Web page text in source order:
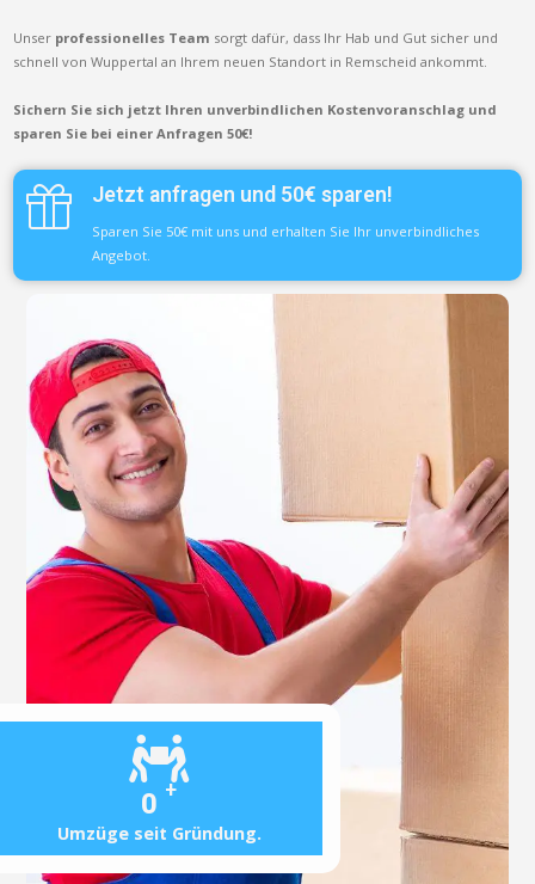
0 +
Umzüge seit Gründung.
Unser professionelles Team sorgt dafür, dass Ihr Hab und Gut sicher und
schnell von Wuppertal an Ihrem neuen Standort in Remscheid ankommt.
Sichern Sie sich jetzt Ihren unverbindlichen Kostenvoranschlag und
sparen Sie bei einer Anfragen 50€!
Jetzt anfragen und 50€ sparen!
Sparen Sie 50€ mit uns und erhalten Sie Ihr unverbindliches
Angebot.